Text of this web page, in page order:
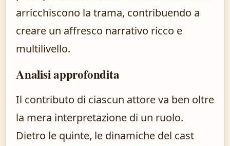
arricchiscono la trama, contribuendo a
creare un affresco narrativo ricco e
multilivello.
Analisi approfondita
Il contributo di ciascun attore va ben oltre
la mera interpretazione di un ruolo.
Dietro le quinte, le dinamiche del cast